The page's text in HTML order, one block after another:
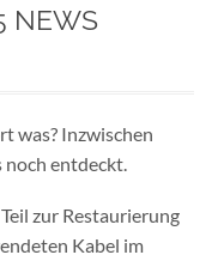
NEWS
was? Inzwischen
noch entdeckt.
zur Restaurierung
Kabel im